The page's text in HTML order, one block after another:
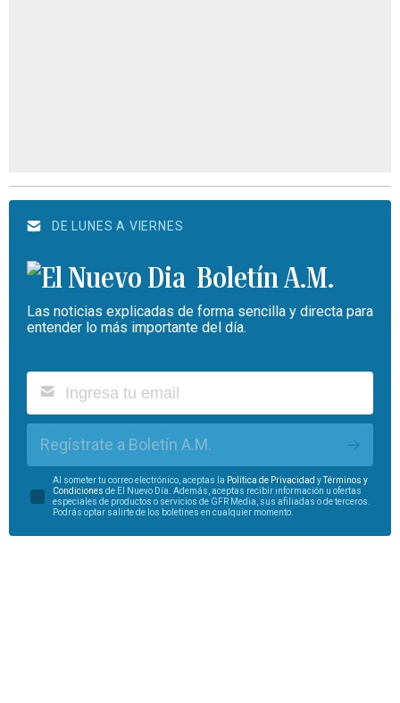
DE LUNES A VIERNES
Boletín A.M.
Las noticias explicadas de forma sencilla y directa para
entender lo más importante del día.
Regístrate a Boletín A.M.
Al someter tu correo electrónico, aceptas la Política de Privacidad yTérminos y
Condiciones de El Nuevo Día. Además, aceptas recibir información u ofertas
especiales de productos o servicios de GFR Media, sus afiliadas o de terceros.
Podrás optar salirte de los boletines en cualquier momento.